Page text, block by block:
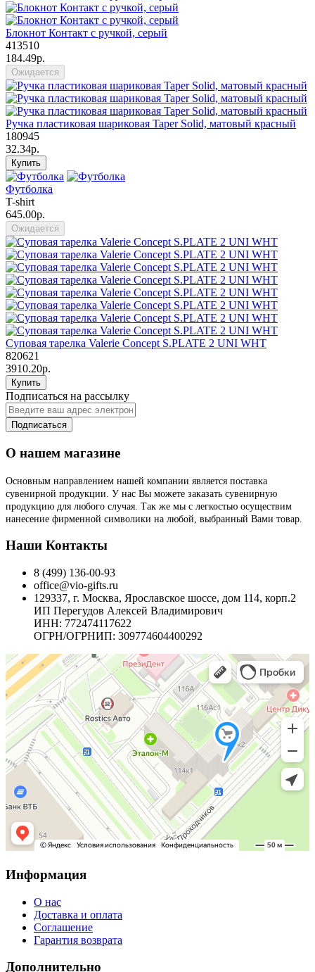
Блокнот Контакт с ручкой, серый
413510
184.49р.
Ожидается
Ручка пластиковая шариковая Taper Solid, матовый красный
180945
32.34р.
Купить
Футболка
T-shirt
645.00р.
Ожидается
Суповая тарелка Valerie Concept S.PLATE 2 UNI WHT
820621
3910.20р.
Купить
Подписаться на рассылку
Подписаться
О нашем магазине
Основным направлением нашей компании является поставка
сувенирной продукции. У нас Вы можете заказать сувенирную
продукцию для любого случая. Так же мы с легкостью осуществим
нанесение фирменной символики на любой, выбранный Вами товар.
Наши Контакты
8 (499) 136-00-93
office@vio-gifts.ru
129337, г. Москва, Ярославское шоссе, дом 114, корп.2
ИП Перегудов Алексей Владимирович
ИНН: 772474117622
ОГРН/ОГРНИП: 309774604400292
Информация
О нас
Доставка и оплата
Соглашение
Гарантия возврата
Дополнительно